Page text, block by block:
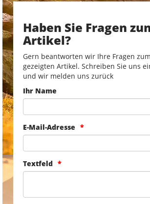
Haben Sie Fragen
Artikel?
Gern beantworten wir Ihre Fragen
gezeigten Artikel. Schreiben Sie uns
und wir melden uns zurück
Ihr Name
E-Mail-Adresse
Textfeld